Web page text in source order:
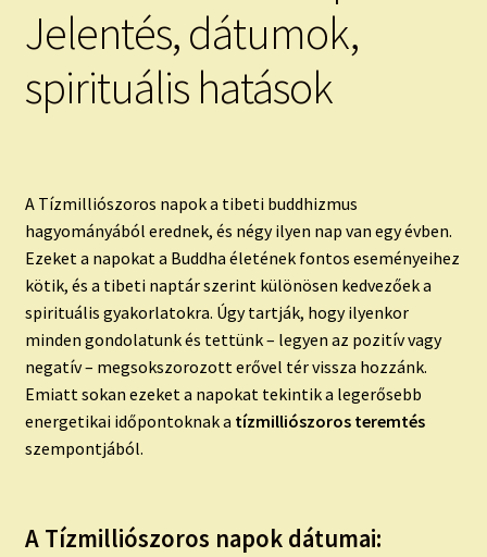
Jelentés, dátumok,
spirituális hatások
A Tízmilliószoros napok a tibeti buddhizmus
hagyományából erednek, és négy ilyen nap van egy évben.
Ezeket a napokat a Buddha életének fontos eseményeihez
kötik, és a tibeti naptár szerint különösen kedvezőek a
spirituális gyakorlatokra. Úgy tartják, hogy ilyenkor
minden gondolatunk és tettünk – legyen az pozitív vagy
negatív – megsokszorozott erővel tér vissza hozzánk.
Emiatt sokan ezeket a napokat tekintik a legerősebb
energetikai időpontoknak a tízmilliószoros teremtés
szempontjából.
A Tízmilliószoros napok dátumai: